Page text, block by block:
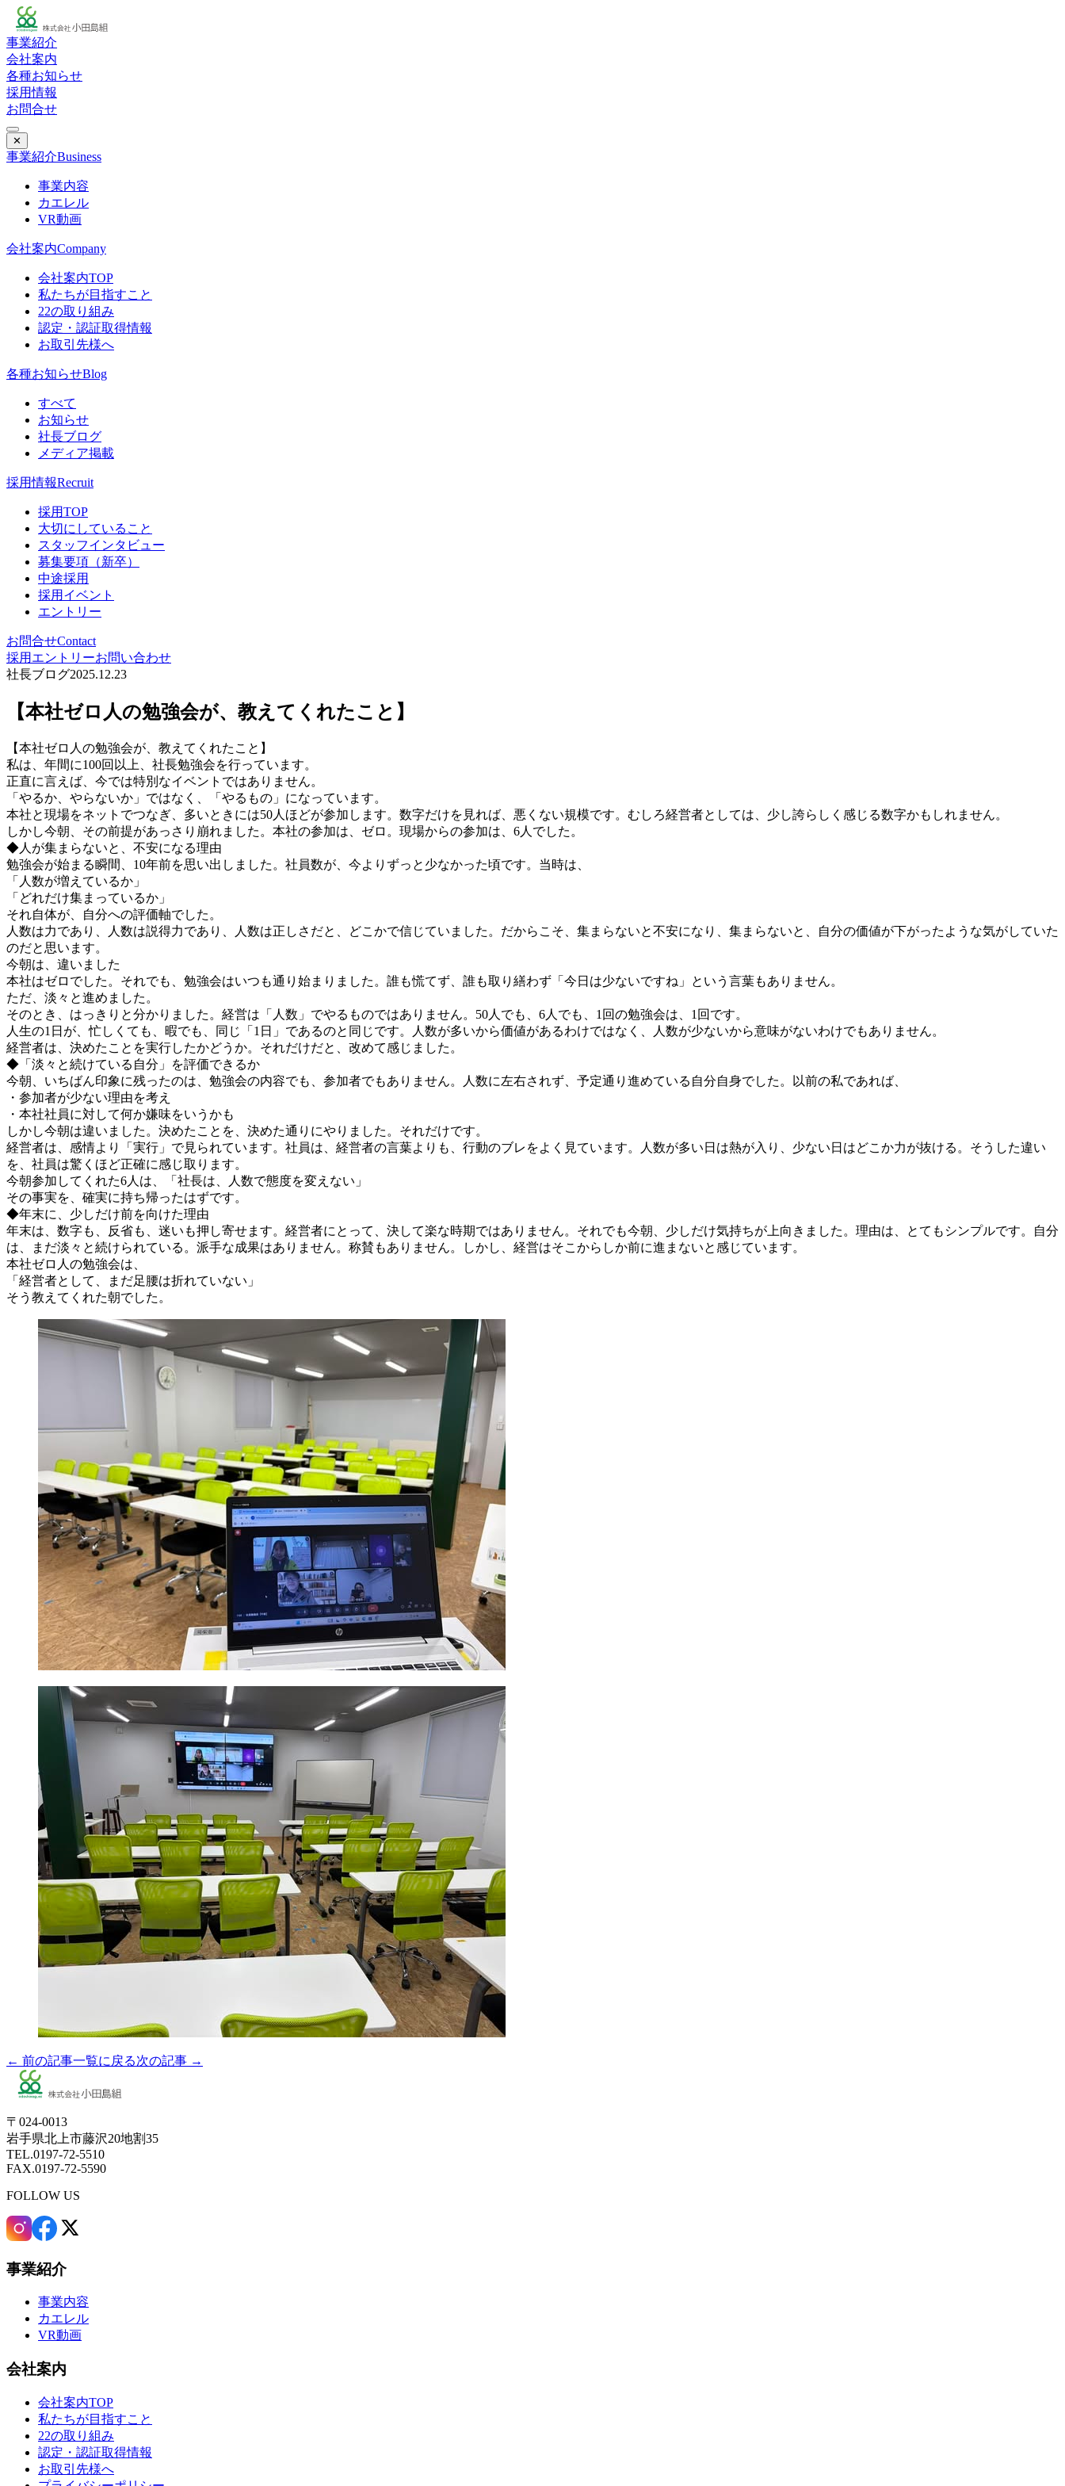
事業紹介
会社案内
各種お知らせ
採用情報
お問合せ
✕
事業紹介Business
事業内容
カエレル
VR動画
会社案内Company
会社案内TOP
私たちが目指すこと
22の取り組み
認定・認証取得情報
お取引先様へ
各種お知らせBlog
すべて
お知らせ
社長ブログ
メディア掲載
採用情報Recruit
採用TOP
大切にしていること
スタッフインタビュー
募集要項（新卒）
中途採用
採用イベント
エントリー
お問合せContact
採用エントリーお問い合わせ
社長ブログ2025.12.23
【本社ゼロ人の勉強会が、教えてくれたこと】
【本社ゼロ人の勉強会が、教えてくれたこと】
私は、年間に100回以上、社長勉強会を行っています。
正直に言えば、今では特別なイベントではありません。
「やるか、やらないか」ではなく、「やるもの」になっています。
本社と現場をネットでつなぎ、多いときには50人ほどが参加します。数字だけを見れば、悪くない規模です。むしろ経営者としては、少し誇らしく感じる数字かもしれません。
しかし今朝、その前提があっさり崩れました。本社の参加は、ゼロ。現場からの参加は、6人でした。
◆人が集まらないと、不安になる理由
勉強会が始まる瞬間、10年前を思い出しました。社員数が、今よりずっと少なかった頃です。当時は、
「人数が増えているか」
「どれだけ集まっているか」
それ自体が、自分への評価軸でした。
人数は力であり、人数は説得力であり、人数は正しさだと、どこかで信じていました。だからこそ、集まらないと不安になり、集まらないと、自分の価値が下がったような気がしていた
のだと思います。
今朝は、違いました
本社はゼロでした。それでも、勉強会はいつも通り始まりました。誰も慌てず、誰も取り繕わず「今日は少ないですね」という言葉もありません。
ただ、淡々と進めました。
そのとき、はっきりと分かりました。経営は「人数」でやるものではありません。50人でも、6人でも、1回の勉強会は、1回です。
人生の1日が、忙しくても、暇でも、同じ「1日」であるのと同じです。人数が多いから価値があるわけではなく、人数が少ないから意味がないわけでもありません。
経営者は、決めたことを実行したかどうか。それだけだと、改めて感じました。
◆「淡々と続けている自分」を評価できるか
今朝、いちばん印象に残ったのは、勉強会の内容でも、参加者でもありません。人数に左右されず、予定通り進めている自分自身でした。以前の私であれば、
・参加者が少ない理由を考え
・本社社員に対して何か嫌味をいうかも
しかし今朝は違いました。決めたことを、決めた通りにやりました。それだけです。
経営者は、感情より「実行」で見られています。社員は、経営者の言葉よりも、行動のブレをよく見ています。人数が多い日は熱が入り、少ない日はどこか力が抜ける。そうした違い
を、社員は驚くほど正確に感じ取ります。
今朝参加してくれた6人は、「社長は、人数で態度を変えない」
その事実を、確実に持ち帰ったはずです。
◆年末に、少しだけ前を向けた理由
年末は、数字も、反省も、迷いも押し寄せます。経営者にとって、決して楽な時期ではありません。それでも今朝、少しだけ気持ちが上向きました。理由は、とてもシンプルです。自分
は、まだ淡々と続けられている。派手な成果はありません。称賛もありません。しかし、経営はそこからしか前に進まないと感じています。
本社ゼロ人の勉強会は、
「経営者として、まだ足腰は折れていない」
そう教えてくれた朝でした。
← 前の記事一覧に戻る次の記事 →
〒024-0013
岩手県北上市藤沢20地割35
TEL.0197-72-5510
FAX.0197-72-5590
FOLLOW US
事業紹介
事業内容
カエレル
VR動画
会社案内
会社案内TOP
私たちが目指すこと
22の取り組み
認定・認証取得情報
お取引先様へ